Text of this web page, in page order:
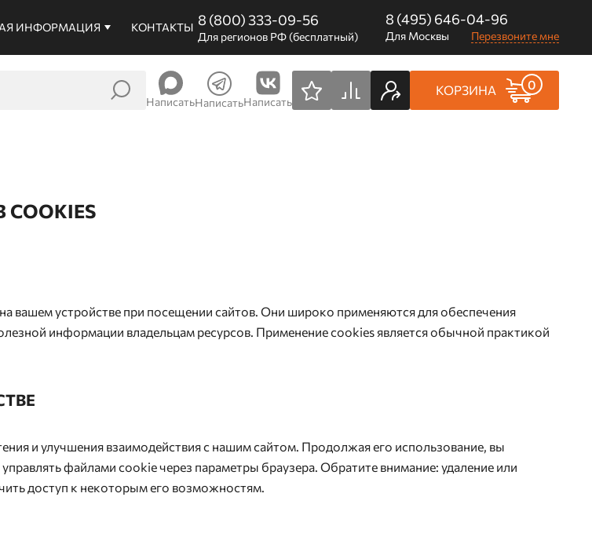
ИНФОРМАЦИЯ КОНТАКТЫ 8 (800) 333-09-56
Для регионов РФ (бесплатный)
8 (495) 646-04-96
Для Москвы Перезвоните мне
НаписатьНаписатьНаписать
КОРЗИНА 0
вашем устройстве при посещении сайтов. Они широко применяются для обеспечения
информации владельцам ресурсов. Применение cookies является обычной практикой
и улучшения взаимодействия с нашим сайтом. Продолжая его использование, вы
файлами cookie через параметры браузера. Обратите внимание: удаление или
доступ к некоторым его возможностям.